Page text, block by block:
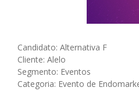
Candidato: Alternativa F
Cliente: Alelo
Segmento: Eventos
Categoria: Evento de